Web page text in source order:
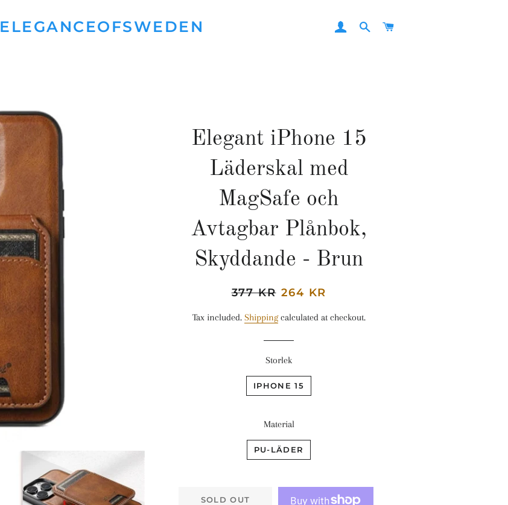
ELEGANCEOFSWEDEN LOG INSEARCH
Elegant iPhone 15
Läderskal med
MagSafe och
Avtagbar Plånbok,
Skyddande - Brun
Regular
377 KR Sale
264 KR
Tax included. Shippingcalculated at checkout.
Storlek
IPHONE 15
Material
PU-LÄDER
SOLD OUT